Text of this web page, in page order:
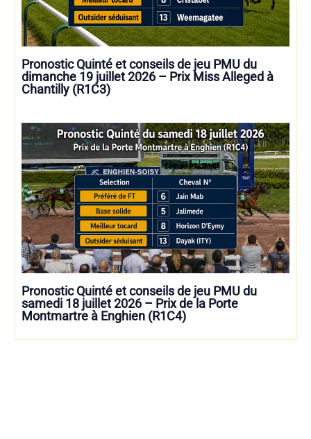
Pronostic Quinté et conseils de jeu PMU du
dimanche 19 juillet 2026 – Prix Miss Alleged à
Chantilly (R1C3)
Pronostic Quinté et conseils de jeu PMU du
samedi 18 juillet 2026 – Prix de la Porte
Montmartre à Enghien (R1C4)